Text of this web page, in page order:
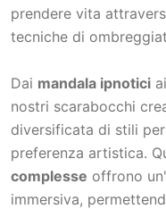
prendere vita
tecniche di
Dai mandala ipnotici ai
nostri scarabocchi
diversificata di stili
preferenza artistica.
complesse offrono
immersiva,